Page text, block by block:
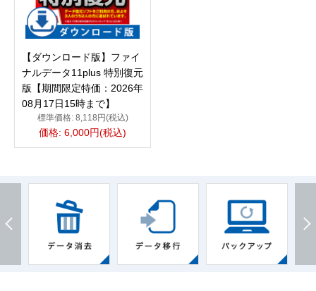
【ダウンロード版】ファイ
ナルデータ11plus 特別復元
版【期間限定特価：2026年
08月17日15時まで】
標準価格: 8,118円(税込)
価格: 6,000円(税込)